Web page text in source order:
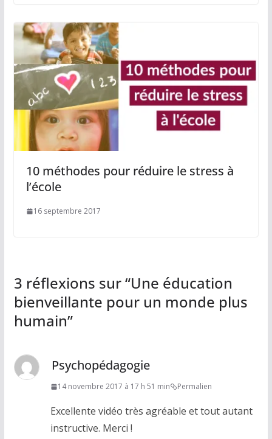
10 méthodes pour réduire le stress à
l’école
16 septembre 2017
3 réflexions sur “Une éducation
bienveillante pour un monde plus
humain”
Psychopédagogie
14 novembre 2017 à 17 h 51 min Permalien
Excellente vidéo très agréable et tout autant
instructive. Merci !